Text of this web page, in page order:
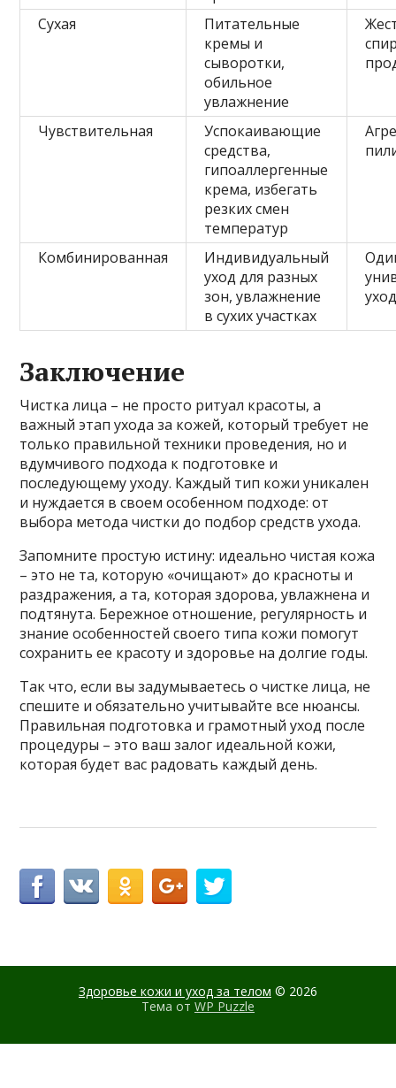
Сухая
Питательные
кремы и
сыворотки,
обильное
увлажнение
Чувствительная
Успокаивающие
средства,
гипоаллергенные
крема, избегать
резких смен
температур
Комбинированная
Индивидуальный
уход для разных
зон, увлажнение
в сухих участках
Заключение
Чистка лица – не просто ритуал красоты, а
важный этап ухода за кожей, который требует не
только правильной техники проведения, но и
вдумчивого подхода к подготовке и
последующему уходу. Каждый тип кожи уникален
и нуждается в своем особенном подходе: от
выбора метода чистки до подбор средств ухода.
Запомните простую истину: идеально чистая кожа
– это не та, которую «очищают» до красноты и
раздражения, а та, которая здорова, увлажнена и
подтянута. Бережное отношение, регулярность и
знание особенностей своего типа кожи помогут
сохранить ее красоту и здоровье на долгие годы.
Так что, если вы задумываетесь о чистке лица, не
спешите и обязательно учитывайте все нюансы.
Правильная подготовка и грамотный уход после
процедуры – это ваш залог идеальной кожи,
которая будет вас радовать каждый день.
Здоровье кожи и уход за телом © 2026
Тема от WP Puzzle